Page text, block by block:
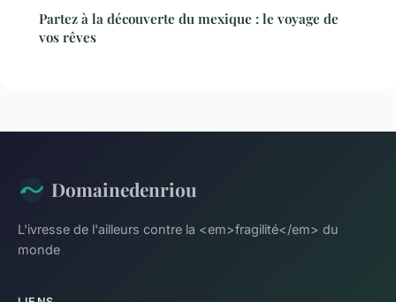
Partez à la découverte du mexique : le voyage de
vos rêves
Domainedenriou
L'ivresse de l'ailleurs contre la <em>fragilité</em> du
monde